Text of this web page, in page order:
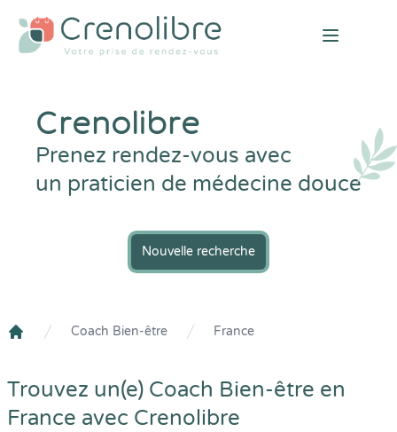
Open
Crenolibre
Prenez rendez-vous avec
un praticien de médecine douce
Nouvelle recherche
Coach Bien-être France
Trouvez un(e) Coach Bien-être en
France avec Crenolibre